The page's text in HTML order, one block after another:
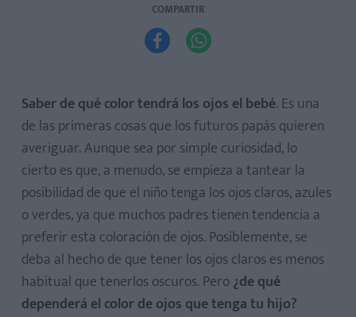
COMPARTIR
 
Saber de qué color tendrá los ojos el bebé. Es una
de las primeras cosas que los futuros papás quieren
averiguar. Aunque sea por simple curiosidad, lo
cierto es que, a menudo, se empieza a tantear la
posibilidad de que el niño tenga los ojos claros, azules
o verdes, ya que muchos padres tienen tendencia a
preferir esta coloración de ojos. Posiblemente, se
deba al hecho de que tener los ojos claros es menos
habitual que tenerlos oscuros. Pero¿de qué
dependerá el color de ojos que tenga tu hijo?